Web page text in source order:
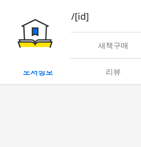
book/rent/[id]
대여 새책구매
도서정보 리뷰